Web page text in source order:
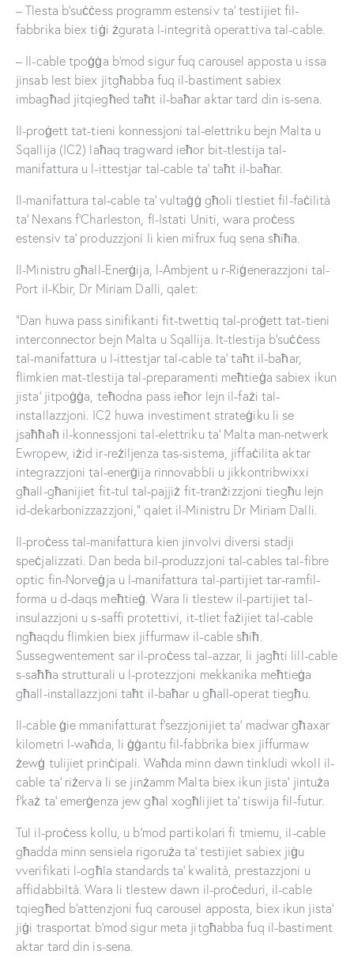
– Tlesta b’suċċess programm estensiv ta’ testijiet fil-
fabbrika biex tiġi żgurata l-integrità operattiva tal-cable.
– Il-cable tpoġġa b’mod sigur fuq carousel apposta u issa
jinsab lest biex jitgħabba fuq il-bastiment sabiex
imbagħad jitqiegħed taħt il-baħar aktar tard din is-sena.
Il-proġett tat-tieni konnessjoni tal-elettriku bejn Malta u
Sqallija (IC2) laħaq tragward ieħor bit-tlestija tal-
manifattura u l-ittestjar tal-cable ta’ taħt il-baħar.
Il-manifattura tal-cable ta’ vultaġġ għoli tlestiet fil-faċilità
ta’ Nexans f’Charleston, fl-Istati Uniti, wara proċess
estensiv ta’ produzzjoni li kien mifrux fuq sena sħiħa.
Il-Ministru għall-Enerġija, l-Ambjent u r-Riġenerazzjoni tal-
Port il-Kbir, Dr Miriam Dalli, qalet:
“Dan huwa pass sinifikanti fit-twettiq tal-proġett tat-tieni
interconnector bejn Malta u Sqallija. It-tlestija b’suċċess
tal-manifattura u l-ittestjar tal-cable ta’ taħt il-baħar,
flimkien mat-tlestija tal-preparamenti meħtieġa sabiex ikun
jista’ jitpoġġa, teħodna pass ieħor lejn il-fażi tal-
installazzjoni. IC2 huwa investiment strateġiku li se
jsaħħaħ il-konnessjoni tal-elettriku ta’ Malta man-netwerk
Ewropew, iżid ir-reżiljenza tas-sistema, jiffaċilita aktar
integrazzjoni tal-enerġija rinnovabbli u jikkontribwixxi
għall-għanijiet fit-tul tal-pajjiż fit-tranżizzjoni tiegħu lejn
id-dekarbonizzazzjoni,” qalet il-Ministru Dr Miriam Dalli.
Il-proċess tal-manifattura kien jinvolvi diversi stadji
speċjalizzati. Dan beda bil-produzzjoni tal-cables tal-fibre
optic fin-Norveġja u l-manifattura tal-partijiet tar-ramfil-
forma u d-daqs meħtieġ. Wara li tlestew il-partijiet tal-
insulazzjoni u s-saffi protettivi, it-tliet fażijiet tal-cable
ngħaqdu flimkien biex jiffurmaw il-cable sħiħ.
Sussegwentement sar il-proċess tal-azzar, li jagħti lill-cable
s-saħħa strutturali u l-protezzjoni mekkanika meħtieġa
għall-installazzjoni taħt il-baħar u għall-operat tiegħu.
Il-cable ġie mmanifatturat f’sezzjonijiet ta’ madwar għaxar
kilometri l-waħda, li ġġantu fil-fabbrika biex jiffurmaw
żewġ tulijiet prinċipali. Waħda minn dawn tinkludi wkoll il-
cable ta’ riżerva li se jinżamm Malta biex ikun jista’ jintuża
f’każ ta’ emerġenza jew għal xogħlijiet ta’ tiswija fil-futur.
Tul il-proċess kollu, u b’mod partikolari fi tmiemu, il-cable
għadda minn sensiela rigoruża ta’ testijiet sabiex jiġu
vverifikati l-ogħla standards ta’ kwalità, prestazzjoni u
affidabbiltà. Wara li tlestew dawn il-proċeduri, il-cable
tqiegħed b’attenzjoni fuq carousel apposta, biex ikun jista’
jiġi trasportat b’mod sigur meta jitgħabba fuq il-bastiment
aktar tard din is-sena.